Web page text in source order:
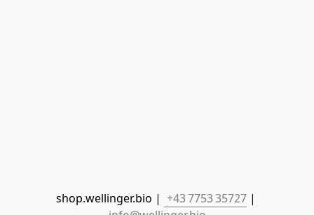
shop.wellinger.bio | +43 7753 35727